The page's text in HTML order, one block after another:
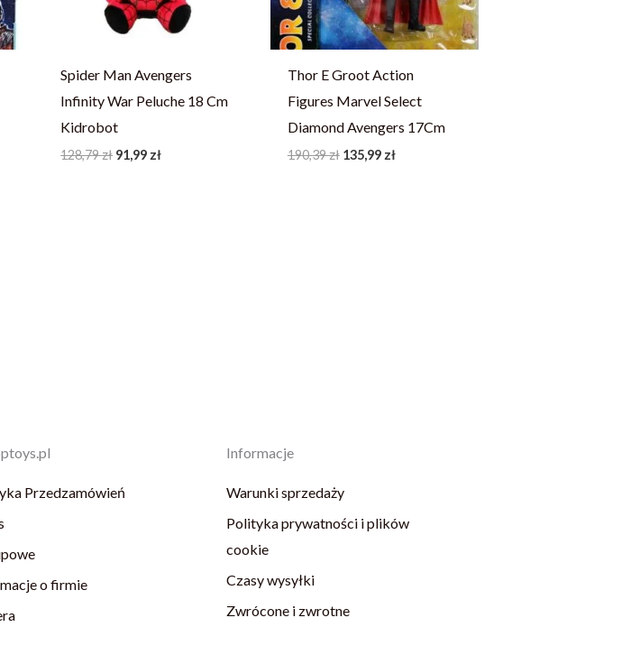
Spider Man Avengers
Infinity War Peluche 18 Cm
Kidrobot
128,79zł 91,99 zł
Thor E Groot Action
Figures Marvel Select
Diamond Avengers 17Cm
190,39zł 135,99 zł
Przedzamówień
o firmie
Informacje
Warunki sprzedaży
Polityka prywatności i plików
cookie
Czasy wysyłki
Zwrócone i zwrotne